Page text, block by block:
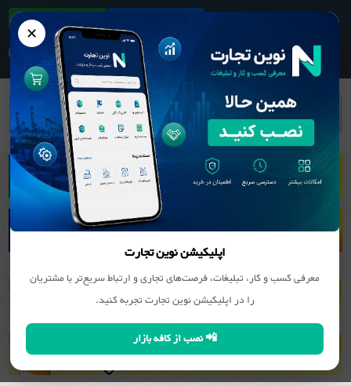
✕
اپلیکیشن نوین تجارت
معرفی کسب و کار، تبلیغات، فرصت‌های تجاری و ارتباط سریع‌تر با مشتریان
را در اپلیکیشن نوین تجارت تجربه کنید.
📲 نصب از کافه بازار
دانلود اپلیکیشن
بانک اطلاعات مشاغل معدن